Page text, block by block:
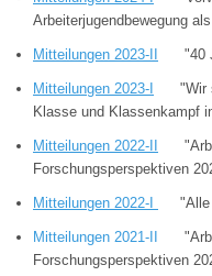
Arbeiterjugendbewegung
Mitteilungen 2023-II "40
Mitteilungen 2023-I
"Wir
Klasse und Klassenkampf
Mitteilungen 2022-II
Forschungsperspektiven
Mitteilungen 2022-I "Alle
Mitteilungen 2021-II
Forschungsperspektiven